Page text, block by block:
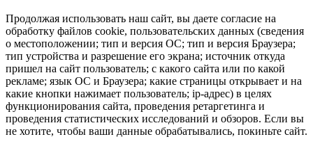
Продолжая использовать наш сайт, вы даете согласие на
обработку файлов cookie, пользовательских данных (сведения
о местоположении; тип и версия ОС; тип и версия Браузера;
тип устройства и разрешение его экрана; источник откуда
пришел на сайт пользователь; с какого сайта или по какой
рекламе; язык ОС и Браузера; какие страницы открывает и на
какие кнопки нажимает пользователь; ip-адрес) в целях
функционирования сайта, проведения ретаргетинга и
проведения статистических исследований и обзоров. Если вы
не хотите, чтобы ваши данные обрабатывались, покиньте сайт.